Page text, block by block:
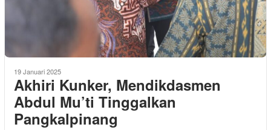
19 Januari 2025
Akhiri Kunker, Mendikdasmen
Abdul Mu’ti Tinggalkan
Pangkalpinang